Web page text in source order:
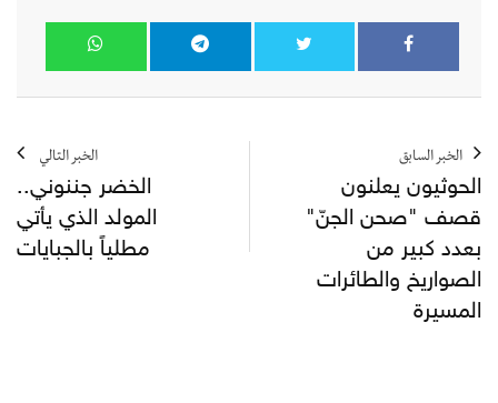
الخبر السابق
الحوثيون يعلنون
قصف "صحن الجنّ"
بعدد كبير من
الصواريخ والطائرات
المسيرة
الخبر التالي
الخضر جننوني..
المولد الذي يأتي
مطلياً بالجبايات